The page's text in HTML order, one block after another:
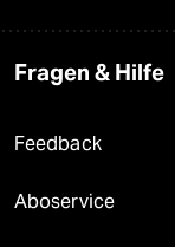
Fragen & Hilfe
Feedback
Aboservice